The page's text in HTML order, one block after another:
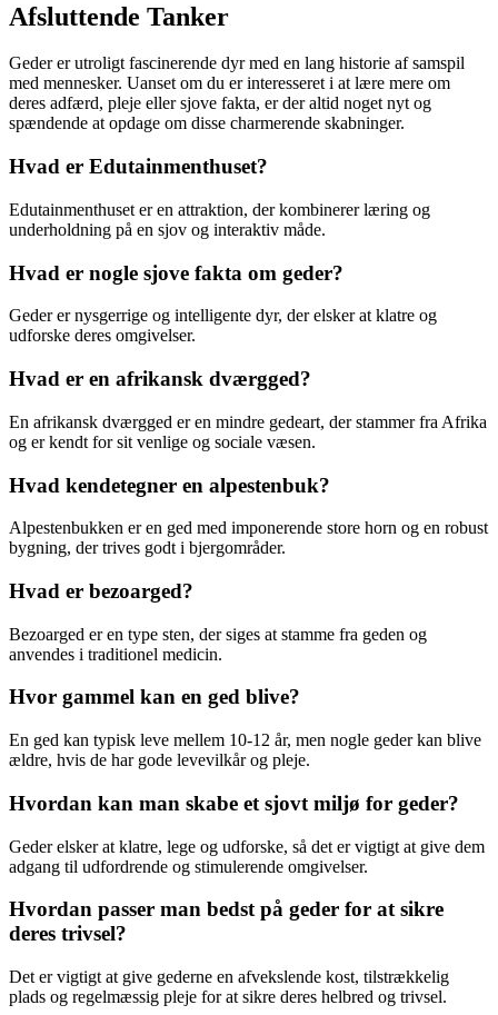
Afsluttende Tanker
Geder er utroligt fascinerende dyr med en lang historie af samspil
med mennesker. Uanset om du er interesseret i at lære mere om
deres adfærd, pleje eller sjove fakta, er der altid noget nyt og
spændende at opdage om disse charmerende skabninger.
Hvad er Edutainmenthuset?
Edutainmenthuset er en attraktion, der kombinerer læring og
underholdning på en sjov og interaktiv måde.
Hvad er nogle sjove fakta om geder?
Geder er nysgerrige og intelligente dyr, der elsker at klatre og
udforske deres omgivelser.
Hvad er en afrikansk dværgged?
En afrikansk dværgged er en mindre gedeart, der stammer fra Afrika
og er kendt for sit venlige og sociale væsen.
Hvad kendetegner en alpestenbuk?
Alpestenbukken er en ged med imponerende store horn og en robust
bygning, der trives godt i bjergområder.
Hvad er bezoarged?
Bezoarged er en type sten, der siges at stamme fra geden og
anvendes i traditionel medicin.
Hvor gammel kan en ged blive?
En ged kan typisk leve mellem 10-12 år, men nogle geder kan blive
ældre, hvis de har gode levevilkår og pleje.
Hvordan kan man skabe et sjovt miljø for geder?
Geder elsker at klatre, lege og udforske, så det er vigtigt at give dem
adgang til udfordrende og stimulerende omgivelser.
Hvordan passer man bedst på geder for at sikre
deres trivsel?
Det er vigtigt at give gederne en afvekslende kost, tilstrækkelig
plads og regelmæssig pleje for at sikre deres helbred og trivsel.